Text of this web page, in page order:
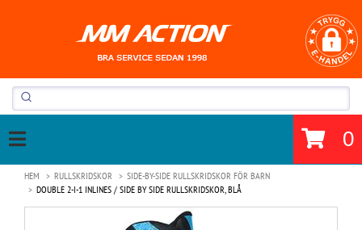
0
HEM RULLSKRIDSKOR
SIDE-BY-SIDE RULLSKRIDSKOR FÖR BARN
DOUBLE 2-I-1 INLINES / SIDE BY SIDE RULLSKRIDSKOR, BLÅ